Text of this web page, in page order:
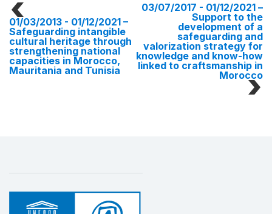
01/03/2013 - 01/12/2021 –
Safeguarding intangible
cultural heritage through
strengthening national
capacities in Morocco,
Mauritania and Tunisia
03/07/2017 - 01/12/2021 –
Support to the
development of a
safeguarding and
valorization strategy for
knowledge and know-how
linked to craftsmanship in
Morocco